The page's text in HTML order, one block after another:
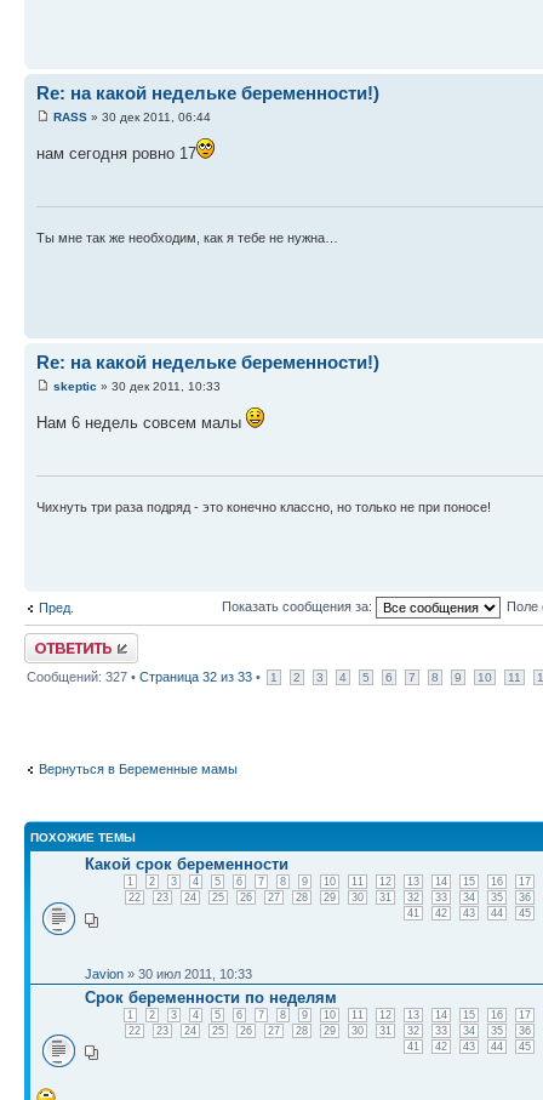
Re: на какой недельке беременности!)
RASS » 30 дек 2011, 06:44
нам сегодня ровно 17
Ты мне так же необходим, как я тебе не нужна…
Re: на какой недельке беременности!)
skeptic » 30 дек 2011, 10:33
Нам 6 недель совсем малы
Чихнуть три раза подряд - это конечно классно, но только не при поносе!
Пред. Показать сообщения за: Поле
Ответить
Сообщений: 327 • Страница 32 из 33 • 1 2 3 4 5 6 7 8 9 10 11
Вернуться в Беременные мамы
ПОХОЖИЕ ТЕМЫ
Какой срок беременности
1 2 3 4 5 6 7 8 9 10 11 12 13 14 15 16
17
22
23 24 25 26 27 28 29 30 31 32 33 34 35
36
41
42 43 44 45
Javion » 30 июл 2011, 10:33
Срок беременности по неделям
1 2 3 4 5 6 7 8 9 10 11 12 13 14 15 16
17
22
23 24 25 26 27 28 29 30 31 32 33 34 35
36
41
42 43 44 45